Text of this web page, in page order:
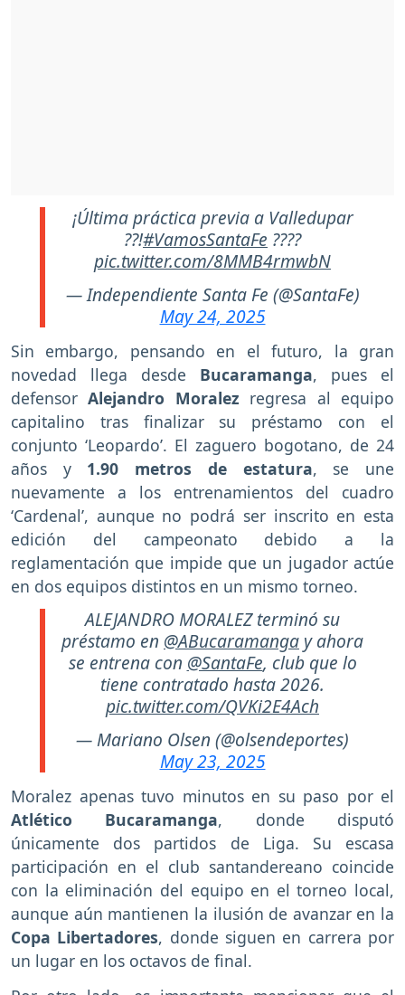
¡Última práctica previa a Valledupar
??!#VamosSantaFe ????
pic.twitter.com/8MMB4rmwbN
— Independiente Santa Fe (@SantaFe)
May 24, 2025
Sin embargo, pensando en el futuro, la gran
novedad llega desde Bucaramanga, pues
el
defensorAlejandro Moralez regresa al equipo
capitalino tras finalizar su préstamo con el
conjunto ‘Leopardo’. El zaguero bogotano, de 24
años y 1.90 metros de estatura, se une
nuevamente a los entrenamientos del cuadro
‘Cardenal’, aunque no podrá ser inscrito en esta
edición del campeonato debido a la
reglamentación que impide que un jugador actúe
en dos equipos distintos en un mismo torneo.
ALEJANDRO MORALEZ terminó su
préstamo en @ABucaramanga y ahora
se entrena con @SantaFe, club que lo
tiene contratado hasta 2026.
pic.twitter.com/QVKi2E4Ach
— Mariano Olsen (@olsendeportes)
May 23, 2025
Moralez apenas tuvo minutos en su paso por el
Atlético Bucaramanga, donde disputó
únicamente dos partidos de Liga. Su escasa
participación en el club santandereano coincide
con la eliminación del equipo en el torneo local,
aunque aún mantienen la ilusión de avanzar en la
Copa Libertadores, donde siguen en carrera por
un lugar en los octavos de final.